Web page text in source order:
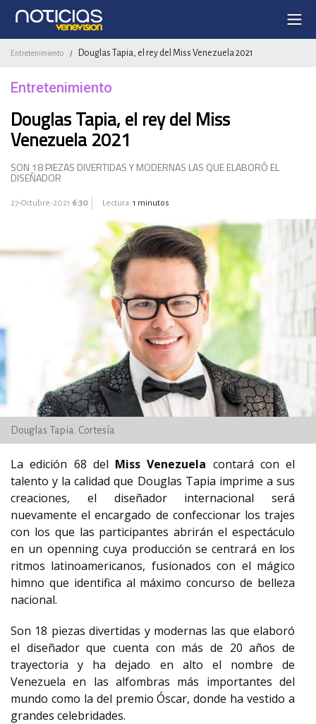
Entretenimiento / Douglas Tapia, el rey del Miss Venezuela 2021
Entretenimiento
Douglas Tapia, el rey del Miss
Venezuela 2021
SON 18 PIEZAS DIVERTIDAS Y MODERNAS LAS QUE ELABORÓ EL
DISEÑADOR
27-Octubre-2021 6:30 Lectura: 1 minutos
Douglas Tapia. Cortesía
La edición 68 del Miss Venezuela contará con el
talento y la calidad que Douglas Tapia imprime a sus
creaciones, el diseñador internacional será
nuevamente el encargado de confeccionar los trajes
con los que las participantes abrirán el espectáculo
en un openning cuya producción se centrará en los
ritmos latinoamericanos, fusionados con el mágico
himno que identifica al máximo concurso de belleza
nacional.
Son 18 piezas divertidas y modernas las que elaboró
el diseñador que cuenta con más de 20 años de
trayectoria y ha dejado en alto el nombre de
Venezuela en las alfombras más importantes del
mundo como la del premio Óscar, donde ha vestido a
grandes celebridades.